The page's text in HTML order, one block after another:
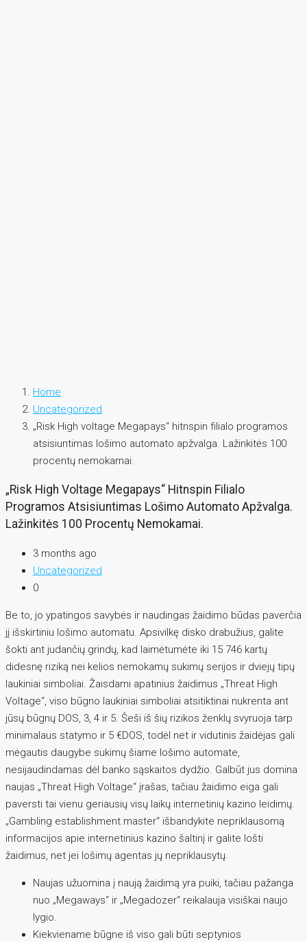
Home
Uncategorized
„Risk High voltage Megapays“ hitnspin filialo programos
atsisiuntimas lošimo automato apžvalga. Lažinkitės 100
procentų nemokamai.
„Risk High Voltage Megapays“ Hitnspin Filialo
Programos Atsisiuntimas Lošimo Automato Apžvalga.
Lažinkitės 100 Procentų Nemokamai.
3 months ago
Uncategorized
0
Be to, jo ypatingos savybės ir naudingas žaidimo būdas paverčia
jį išskirtiniu lošimo automatu. Apsivilkę disko drabužius, galite
šokti ant judančių grindų, kad laimėtumėte iki 15 746 kartų
didesnę riziką nei kelios nemokamų sukimų serijos ir dviejų tipų
laukiniai simboliai. Žaisdami apatinius žaidimus „Threat High
Voltage“, viso būgno laukiniai simboliai atsitiktinai nukrenta ant
jūsų būgnų DOS, 3, 4 ir 5. Šeši iš šių rizikos ženklų svyruoja tarp
minimalaus statymo ir 5 €DOS, todėl net ir vidutinis žaidėjas gali
mėgautis daugybe sukimų šiame lošimo automate,
nesijaudindamas dėl banko sąskaitos dydžio. Galbūt jus domina
naujas „Threat High Voltage“ įrašas, tačiau žaidimo eiga gali
paversti tai vienu geriausių visų laikų internetinių kazino leidimų.
„Gambling establishment.master“ išbandykite nepriklausomą
informacijos apie internetinius kazino šaltinį ir galite lošti
žaidimus, net jei lošimų agentas jų nepriklausytų.
Naujas užuomina į naują žaidimą yra puiki, tačiau pažanga
nuo „Megaways“ ir „Megadozer“ reikalauja visiškai naujo
lygio.
Kiekviename būgne iš viso gali būti septynios